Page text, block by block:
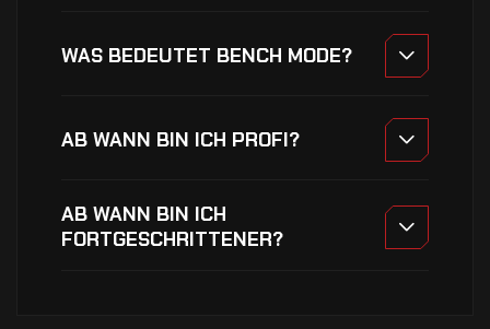
WAS BEDEUTET BENCH MODE?
AB WANN BIN ICH PROFI?
AB WANN BIN ICH
FORTGESCHRITTENER?